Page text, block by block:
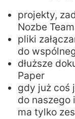
projekty,
Nozbe
pliki
do
dłuższe
Paper
gdy już coś
do
ma tylko